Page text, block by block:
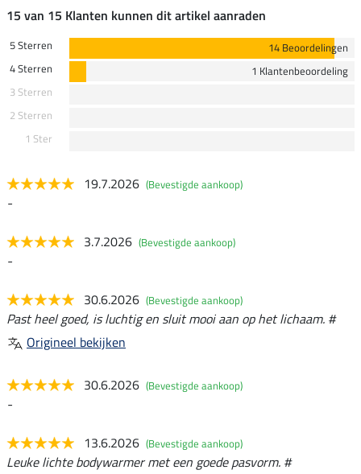
15 van 15 Klanten kunnen dit artikel aanraden
5 Sterren
14 Beoordelingen
4 Sterren
1 Klantenbeoordeling
3 Sterren
2 Sterren
1 Ster
19.7.2026 (Bevestigde aankoop)
-
3.7.2026 (Bevestigde aankoop)
-
30.6.2026 (Bevestigde aankoop)
Past heel goed, is luchtig en sluit mooi aan op het lichaam. #
Origineel bekijken
30.6.2026 (Bevestigde aankoop)
-
13.6.2026 (Bevestigde aankoop)
Leuke lichte bodywarmer met een goede pasvorm. #